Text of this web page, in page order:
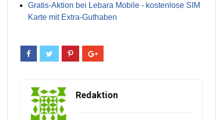
Gratis-Aktion bei Lebara Mobile - kostenlose SIM
Karte mit Extra-Guthaben
Redaktion